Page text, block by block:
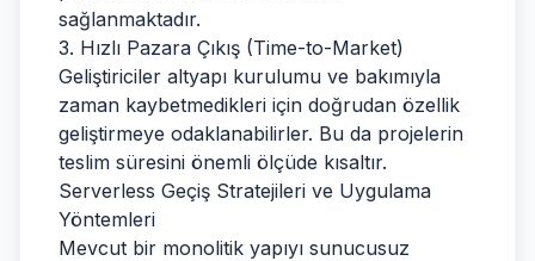
sağlanmaktadır.
3. Hızlı Pazara Çıkış (Time-to-Market)
Geliştiriciler altyapı kurulumu ve bakımıyla
zaman kaybetmedikleri için doğrudan özellik
geliştirmeye odaklanabilirler. Bu da projelerin
teslim süresini önemli ölçüde kısaltır.
Serverless Geçiş Stratejileri ve Uygulama
Yöntemleri
Mevcut bir monolitik yapıyı sunucusuz